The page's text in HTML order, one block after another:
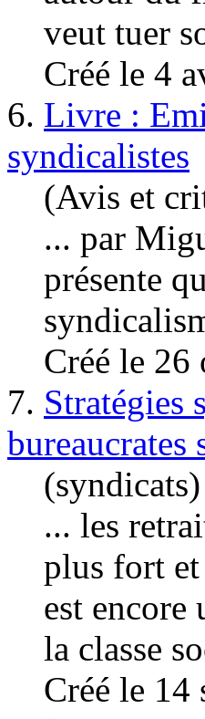
veut tuer
Créé le 4
6. Livre :
syndicalistes
(Avis et
... par
présente
Créé le 26
7. Stratégies
bureaucrates
(syndicats)
... les
plus fort
est encore
la classe
Créé le 14